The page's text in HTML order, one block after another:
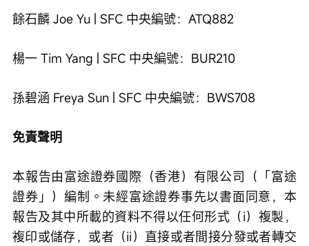
餘石麟 Joe Yu | SFC 中央編號：ATQ882
楊一 Tim Yang | SFC 中央編號：BUR210
孫碧涵 Freya Sun | SFC 中央編號：BWS708
免責聲明
本報告由富途證券國際（香港）有限公司（「富途
證券」）編制。未經富途證券事先以書面同意，本
報告及其中所載的資料不得以任何形式（i）複製，
複印或儲存，或者（ii）直接或者間接分發或者轉交